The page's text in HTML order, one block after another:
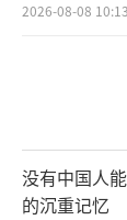
2026-08-08
没有中国人
的沉重记忆